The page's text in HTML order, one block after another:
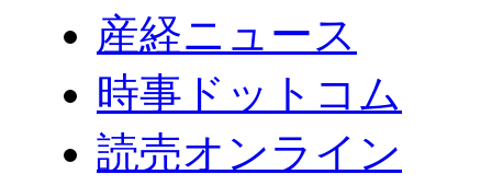
産経ニュース
時事ドットコム
読売オンライン